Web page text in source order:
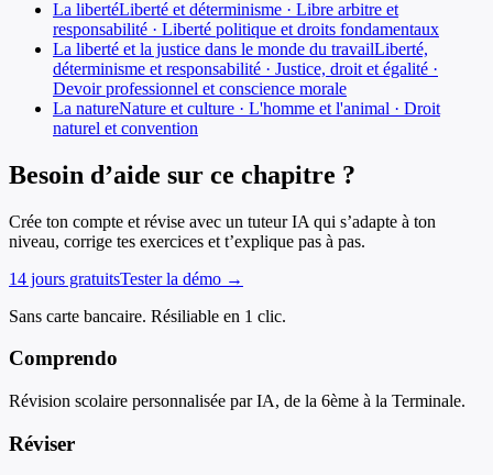
La libertéLiberté et déterminisme · Libre arbitre et
responsabilité · Liberté politique et droits fondamentaux
La liberté et la justice dans le monde du travailLiberté,
déterminisme et responsabilité · Justice, droit et égalité ·
Devoir professionnel et conscience morale
La natureNature et culture · L'homme et l'animal · Droit
naturel et convention
Besoin d’aide sur ce chapitre ?
Crée ton compte et révise avec un tuteur IA qui s’adapte à ton
niveau, corrige tes exercices et t’explique pas à pas.
14 jours gratuitsTester la démo →
Sans carte bancaire. Résiliable en 1 clic.
Comprendo
Révision scolaire personnalisée par IA, de la 6ème à la Terminale.
Réviser